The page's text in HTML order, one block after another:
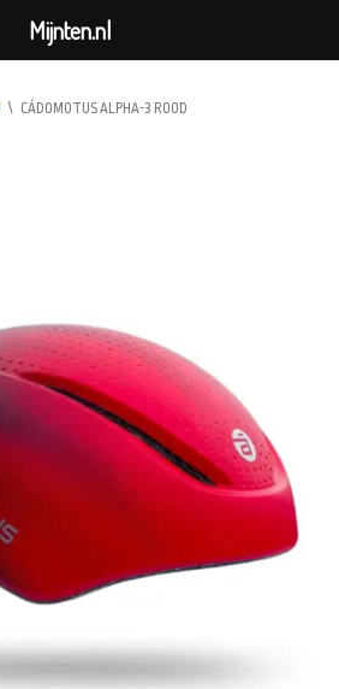
\ CÁDOMOTUS ALPHA-3 ROOD
Mijnten.nl